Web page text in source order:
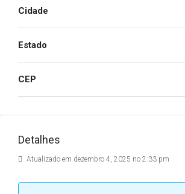
Cidade
Estado
CEP
Detalhes
Atualizado em dezembro 4, 2025 no 2:33 pm